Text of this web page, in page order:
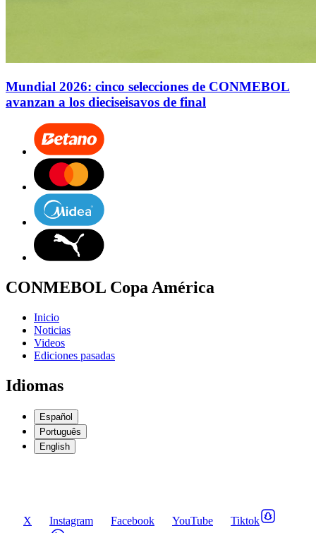
Mundial 2026: cinco selecciones de CONMEBOL
avanzan a los dieciseisavos de final
CONMEBOL Copa América
Inicio
Noticias
Videos
Ediciones pasadas
Idiomas
Español
Português
English
X Instagram Facebook YouTube
Tiktok